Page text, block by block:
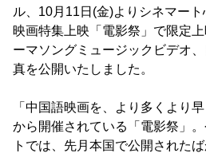
ル、10月11日(金)よりシネマー
映画特集上映「電影祭」で限定
ーマソングミュージックビデオ
真を公開いたしました。
「中国語映画を、より多くより
から開催されている「電影祭」
トでは、先月本国で公開された